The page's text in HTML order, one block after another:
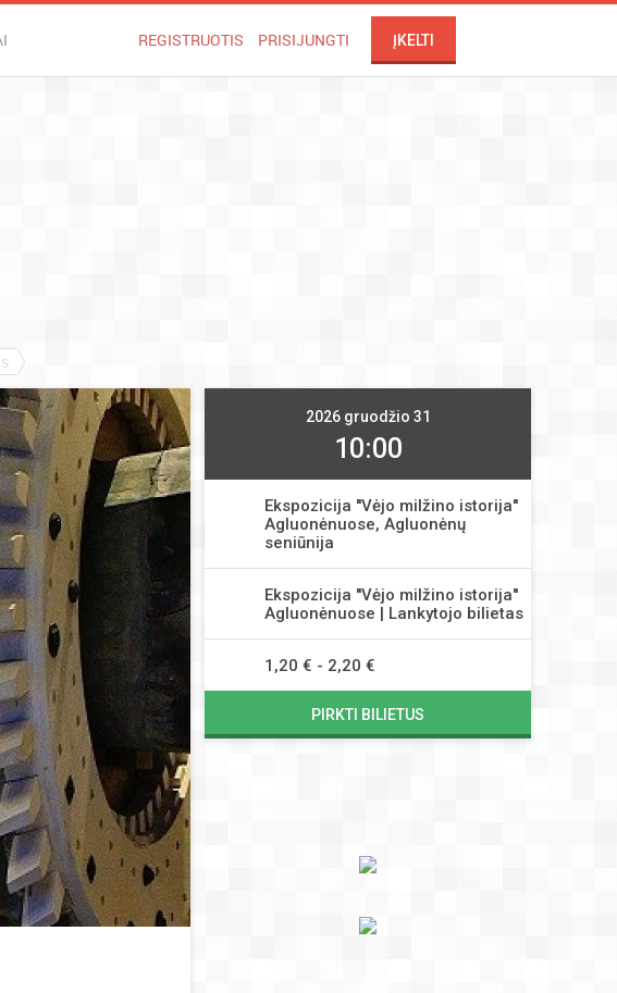
REGISTRUOTIS PRISIJUNGTI ĮKELTI
2026 gruodžio 31
10:00
Ekspozicija ''Vėjo milžino istorija''
Agluonėnuose, Agluonėnų
seniūnija
Ekspozicija ''Vėjo milžino istorija''
Agluonėnuose | Lankytojo bilietas
1,20 € - 2,20 €
PIRKTI BILIETUS